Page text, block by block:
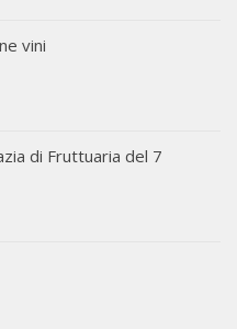
vini
di Fruttuaria del 7